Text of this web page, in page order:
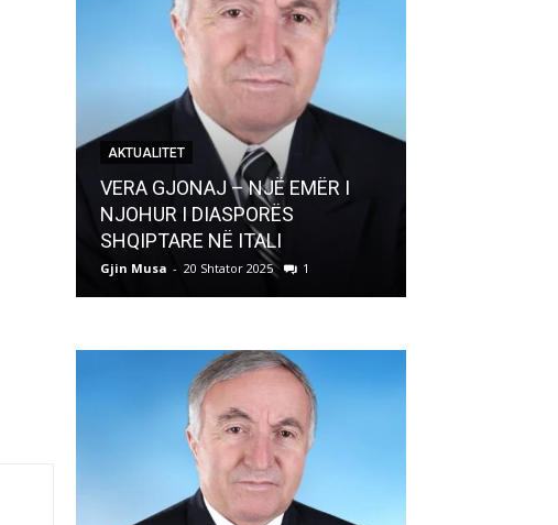
AKTUALITET
VERA GJONAJ – NJË EMËR I
NJOHUR I DIASPORËS
SHQIPTARE NË ITALI
Gjin Musa - 20 Shtator 2025 1